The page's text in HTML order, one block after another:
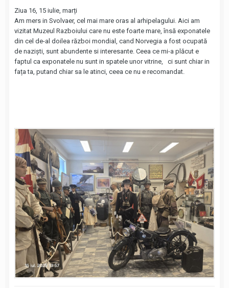
Ziua 16, 15 iulie, marți
Am mers in Svolvaer, cel mai mare oras al arhipelagului. Aici am
vizitat Muzeul Razboiului care nu este foarte mare, însă exponatele
din cel de-al doilea război mondial, cand Norvegia a fost ocupată
de naziști, sunt abundente si interesante. Ceea ce mi-a plăcut e
faptul ca exponatele nu sunt in spatele unor vitrine, ci sunt chiar in
fața ta, putand chiar sa le atinci, ceea ce nu e recomandat.